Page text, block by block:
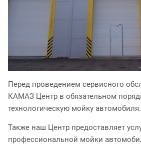
Перед проведением сервисного
КАМАЗ Центр в обязательном
технологическую мойку автомобиля.
Также наш Центр предоставляет
профессиональной мойки